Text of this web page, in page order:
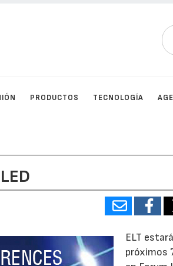
PRODUCTOS TECNOLOGÍA
ELT
próximos